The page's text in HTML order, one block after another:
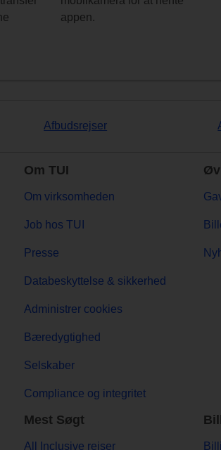
appen.
Afbudsrejser
Om TUI
Om virksomheden
Job hos TUI
Presse
Databeskyttelse & sikkerhed
Administrer cookies
Bæredygtighed
Selskaber
Compliance og integritet
Mest Søgt
All Inclusive rejser